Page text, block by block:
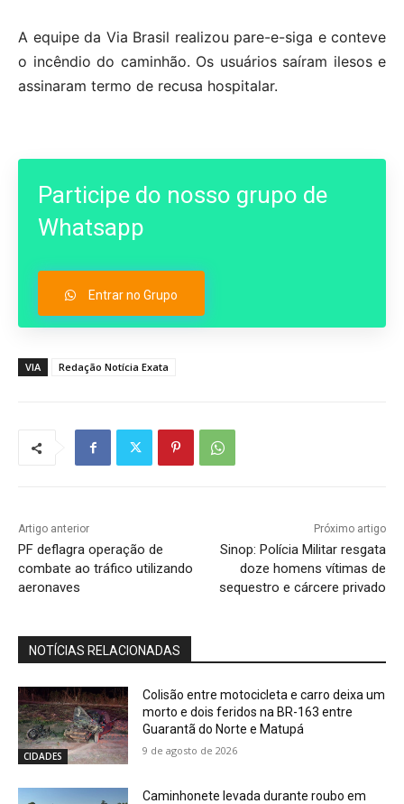
A equipe da Via Brasil realizou pare-e-siga e conteve
o incêndio do caminhão. Os usuários saíram ilesos e
assinaram termo de recusa hospitalar.
Participe do nosso grupo de
Whatsapp
Entrar no Grupo
VIA Redação Notícia Exata
Artigo anterior
PF deflagra operação de
combate ao tráfico utilizando
aeronaves
Próximo artigo
Sinop: Polícia Militar resgata
doze homens vítimas de
sequestro e cárcere privado
NOTÍCIAS RELACIONADAS
CIDADES
Colisão entre motocicleta e carro deixa um
morto e dois feridos na BR-163 entre
Guarantã do Norte e Matupá
9 de agosto de 2026
Caminhonete levada durante roubo em